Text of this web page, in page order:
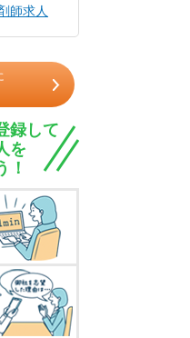
師求人
録して
を
！